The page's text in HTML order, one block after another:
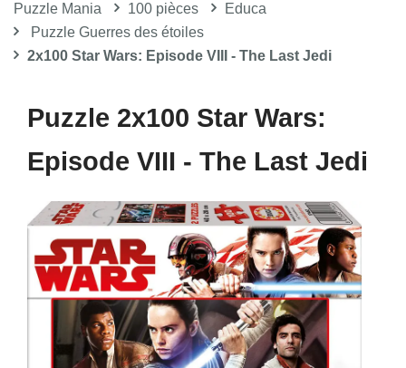
Puzzle Mania 100 pièces
Educa
Puzzle Guerres des étoiles
2x100 Star Wars: Episode VIII - The Last Jedi
Puzzle 2x100 Star Wars:
Episode VIII - The Last Jedi